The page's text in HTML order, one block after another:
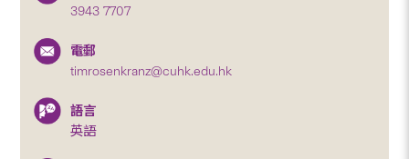
3943 7707
電郵
timrosenkranz@cuhk.edu.hk
語言
英語